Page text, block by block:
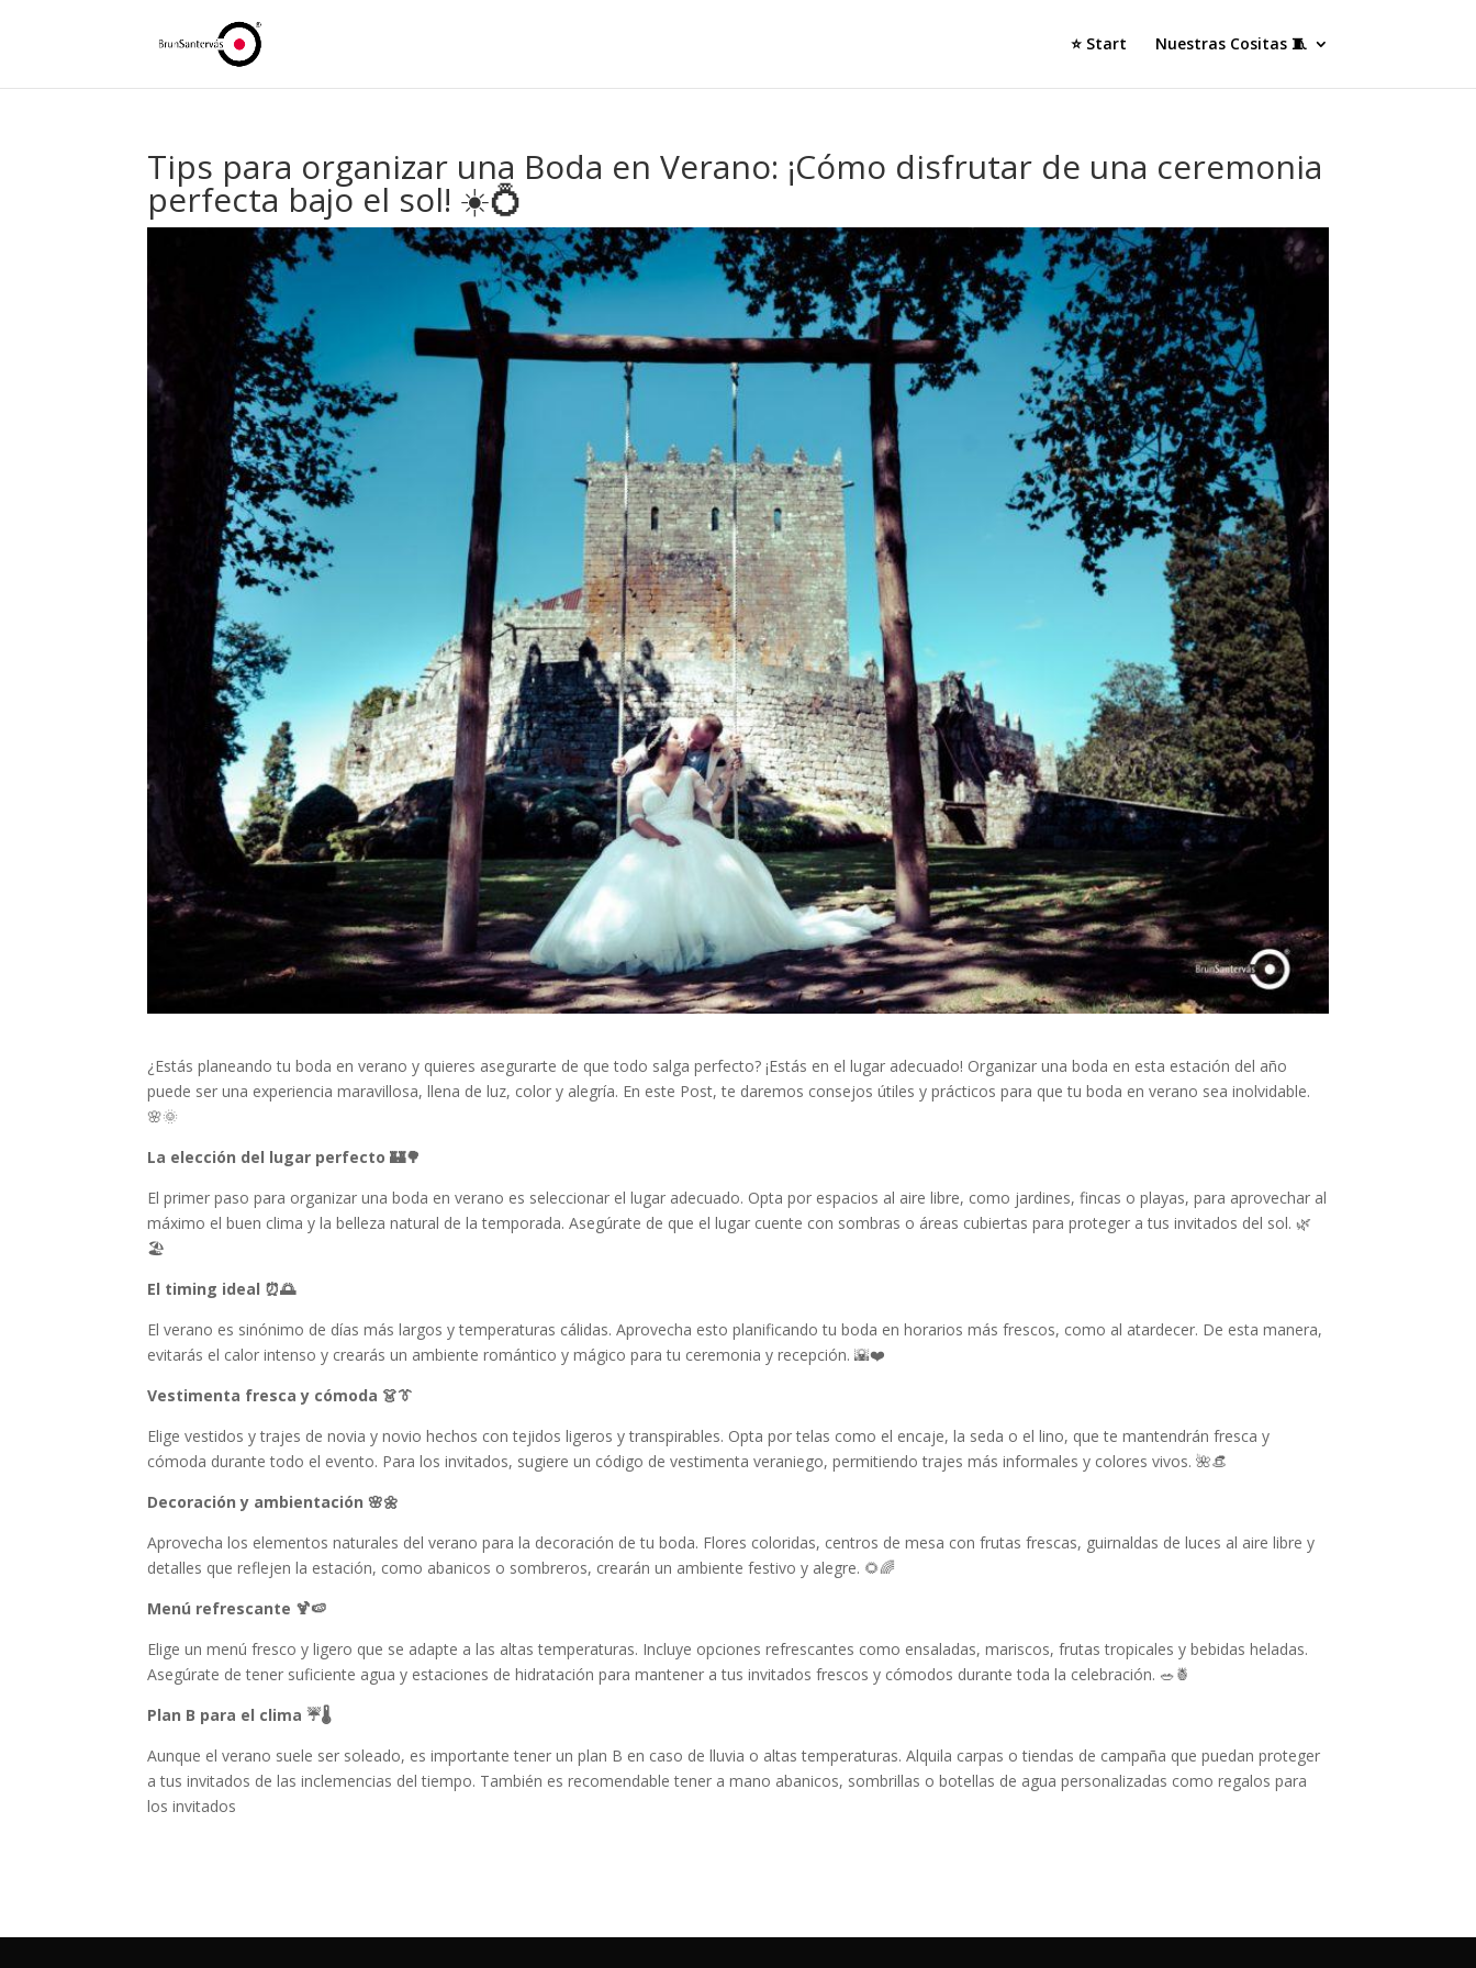
⭐ Start Nuestras Cositas 🧵
Tips para organizar una Boda en Verano: ¡Cómo disfrutar de una ceremonia
perfecta bajo el sol! ☀️💍
¿Estás planeando tu boda en verano y quieres asegurarte de que todo salga perfecto? ¡Estás en el lugar adecuado! Organizar una boda en esta estación del año
puede ser una experiencia maravillosa, llena de luz, color y alegría. En este Post, te daremos consejos útiles y prácticos para que tu boda en verano sea inolvidable.
🌸🌞
La elección del lugar perfecto 🏰🌳
El primer paso para organizar una boda en verano es seleccionar el lugar adecuado. Opta por espacios al aire libre, como jardines, fincas o playas, para aprovechar al
máximo el buen clima y la belleza natural de la temporada. Asegúrate de que el lugar cuente con sombras o áreas cubiertas para proteger a tus invitados del sol. 🌿
🏖️
El timing ideal ⏰🌅
El verano es sinónimo de días más largos y temperaturas cálidas. Aprovecha esto planificando tu boda en horarios más frescos, como al atardecer. De esta manera,
evitarás el calor intenso y crearás un ambiente romántico y mágico para tu ceremonia y recepción. 🌇❤️
Vestimenta fresca y cómoda 👗👔
Elige vestidos y trajes de novia y novio hechos con tejidos ligeros y transpirables. Opta por telas como el encaje, la seda o el lino, que te mantendrán fresca y
cómoda durante todo el evento. Para los invitados, sugiere un código de vestimenta veraniego, permitiendo trajes más informales y colores vivos. 🌺👒
Decoración y ambientación 🌸🌼
Aprovecha los elementos naturales del verano para la decoración de tu boda. Flores coloridas, centros de mesa con frutas frescas, guirnaldas de luces al aire libre y
detalles que reflejen la estación, como abanicos o sombreros, crearán un ambiente festivo y alegre. 🌻🌈
Menú refrescante 🍹🍉
Elige un menú fresco y ligero que se adapte a las altas temperaturas. Incluye opciones refrescantes como ensaladas, mariscos, frutas tropicales y bebidas heladas.
Asegúrate de tener suficiente agua y estaciones de hidratación para mantener a tus invitados frescos y cómodos durante toda la celebración. 🥗🍍
Plan B para el clima ☔🌡️
Aunque el verano suele ser soleado, es importante tener un plan B en caso de lluvia o altas temperaturas. Alquila carpas o tiendas de campaña que puedan proteger
a tus invitados de las inclemencias del tiempo. También es recomendable tener a mano abanicos, sombrillas o botellas de agua personalizadas como regalos para
los invitados